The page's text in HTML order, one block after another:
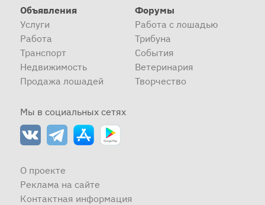
Объявления
Услуги
Работа
Транспорт
Недвижимость
Продажа лошадей
Форумы
Работа с лошадью
Трибуна
События
Ветеринария
Творчество
Мы в социальных сетях
О проекте
Реклама на сайте
Контактная информация